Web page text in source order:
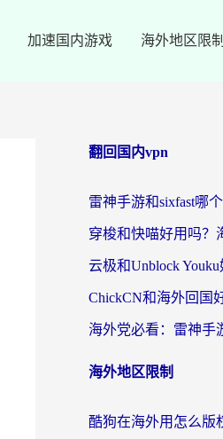
加速国内游戏 海外地区限制
翻回国内vpn
海外地区限制